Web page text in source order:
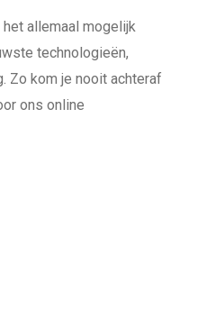
allemaal mogelijk
technologieën,
Zo kom je nooit achteraf
ons online